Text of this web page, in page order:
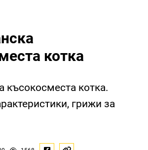
котка
късокосместа котка.
грижи за